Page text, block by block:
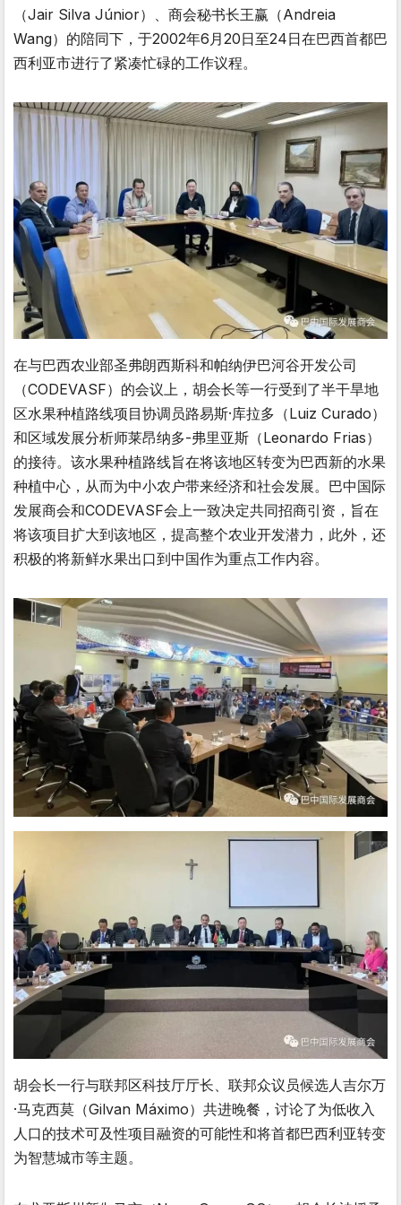
（Jair Silva Júnior）、商会秘书长王赢（Andreia
Wang）的陪同下，于2002年6月20日至24日在巴西首都巴
西利亚市进行了紧凑忙碌的工作议程。
在与巴西农业部圣弗朗西斯科和帕纳伊巴河谷开发公司
（CODEVASF）的会议上，胡会长等一行受到了半干旱地
区水果种植路线项目协调员路易斯·库拉多（Luiz Curado）
和区域发展分析师莱昂纳多-弗里亚斯（Leonardo Frias）
的接待。该水果种植路线旨在将该地区转变为巴西新的水果
种植中心，从而为中小农户带来经济和社会发展。巴中国际
发展商会和CODEVASF会上一致决定共同招商引资，旨在
将该项目扩大到该地区，提高整个农业开发潜力，此外，还
积极的将新鲜水果出口到中国作为重点工作内容。
胡会长一行与联邦区科技厅厅长、联邦众议员候选人吉尔万
·马克西莫（Gilvan Máximo）共进晚餐，讨论了为低收入
人口的技术可及性项目融资的可能性和将首都巴西利亚转变
为智慧城市等主题。